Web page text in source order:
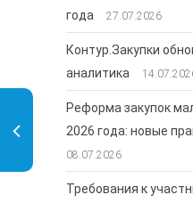
года
27.07.2026
Контур.Закупки
аналитика
Реформа закупок
2026 года: новые
08.07.2026
Требования к